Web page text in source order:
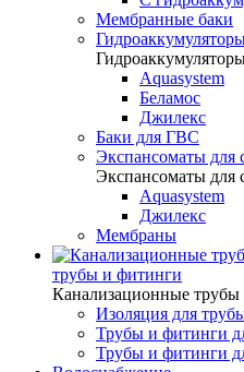
Мембранные баки
Aquasystem
Беламос
Джилекс
Баки для ГВС
Экспансоматы для
Экспансоматы для
Aquasystem
Джилекс
Мембраны
трубы и фитинги
Канализационные
Изоляция для
Трубы и фитинги
Трубы и фитинги